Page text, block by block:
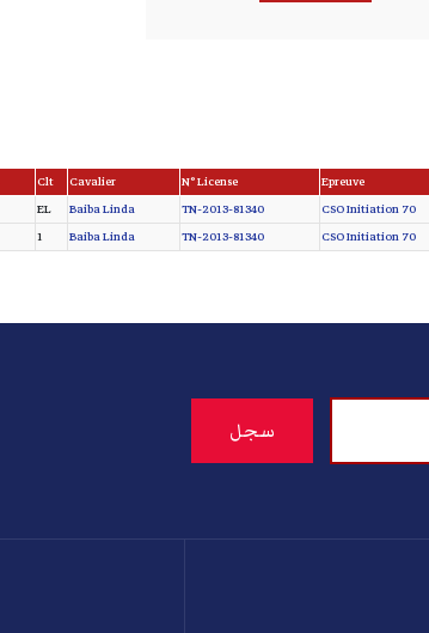
Epreuve
N° License
Cavalier
Clt
CSO Initiation 70
TN-2013-81340
Baiba Linda
EL
CSO Initiation 70
TN-2013-81340
Baiba Linda
1